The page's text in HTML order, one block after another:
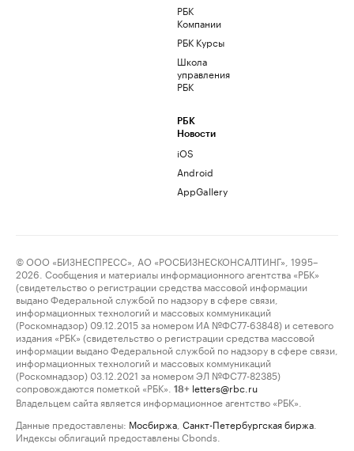
РБК
Компании
РБК Курсы
Школа
управления
РБК
РБК
Новости
iOS
Android
AppGallery
© ООО «БИЗНЕСПРЕСС», АО «РОСБИЗНЕСКОНСАЛТИНГ», 1995–
2026. Сообщения и материалы информационного агентства «РБК»
(свидетельство о регистрации средства массовой информации
выдано Федеральной службой по надзору в сфере связи,
информационных технологий и массовых коммуникаций
(Роскомнадзор) 09.12.2015 за номером ИА №ФС77-63848) и сетевого
издания «РБК» (свидетельство о регистрации средства массовой
информации выдано Федеральной службой по надзору в сфере связи,
информационных технологий и массовых коммуникаций
(Роскомнадзор) 03.12.2021 за номером ЭЛ №ФС77-82385)
сопровождаются пометкой «РБК».
18+ letters@rbc.ru
Владельцем сайта является информационное агентство «РБК».
Данные предоставлены: Мосбиржа Санкт-Петербургская биржа
Индексы облигаций предоставлены Cbonds.